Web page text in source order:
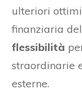
ulteriori
finanziaria
flessibilità
straordinarie
esterne.